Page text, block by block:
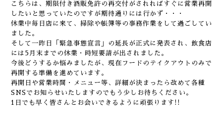
こちらは、期限付き酒販免許の再交付がされればすぐに営業再開
したいと思っていたのですが期待通りには行かず・・・
休業中毎日店に来て、掃除や帳簿等の事務作業をして過ごしてい
ました。
そして一昨日「緊急事態宣言」の延長が正式に発表され、飲食店
には5月末までの休業・時短要請が出されました。
今後どうするか悩みましたが、現在フードのテイクアウトのみで
再開する準備を進めています。
再開日や営業時間・メニュー等、詳細が決まったら改めて各種
SNSでお知らせいたしますのでもう少しお待ちください。
1日でも早く皆さんとお会いできるように頑張ります!!